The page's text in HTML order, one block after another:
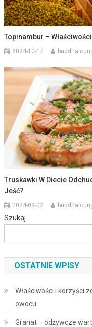
Topinambur –
2024-10-17
Truskawki W Diecie
Jeść?
2024-09-02
Szukaj
OSTATNIE WPISY
Właściwości i korzyści
owocu
Granat – odżywcze